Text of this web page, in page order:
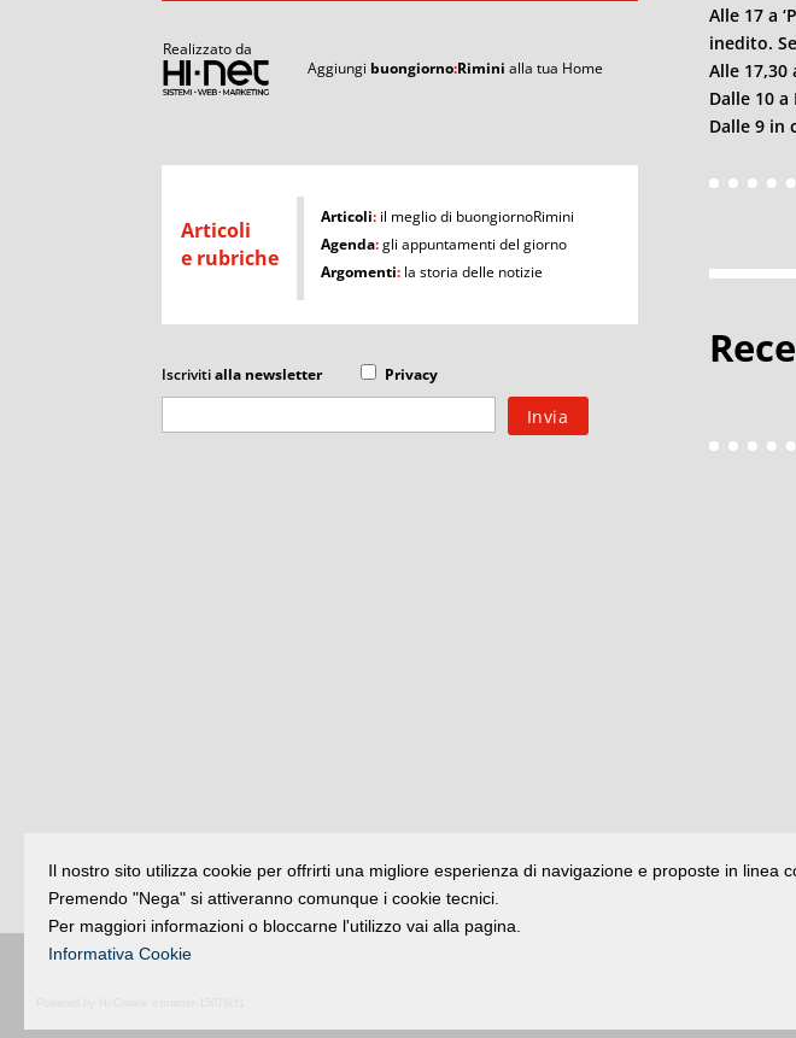
Realizzato da
Aggiungi buongiorno:Riminialla tua Home
Articoli
e rubriche
I Articoli: il meglio di buongiornoRimini
Agenda:gli appuntamenti del giorno
Argomenti: la storia delle notizie
Iscrivitialla newsletter Privacy
Alle 17 a
inedito.
Alle 17,30
Dalle 10 a
Dalle 9 in
Il nostro sito utilizza cookie per offrirti una migliore esperienza di navigazione e proposte in linea
Premendo "Nega" si attiveranno comunque i cookie tecnici.
Per maggiori informazioni o bloccarne l'utilizzo vai alla pagina.
Informativa Cookie